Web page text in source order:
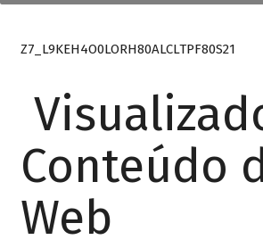
Z7_L9KEH4O0LORH80ALCLTPF80S21
Conteúdo
Web